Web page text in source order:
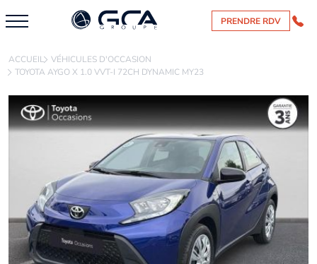
PRENDRE RDV
ACCUEIL VÉHICULES D'OCCASION
TOYOTA AYGO X 1.0 VVT-I 72CH DYNAMIC MY23